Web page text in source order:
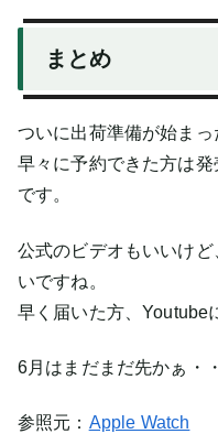
まとめ
ついに出荷準備が始まっ
早々に予約できた方は
です。
公式のビデオもいいけ
いですね。
早く届いた方、Youtube
6月はまだまだ先かぁ・
参照元： Apple Watch